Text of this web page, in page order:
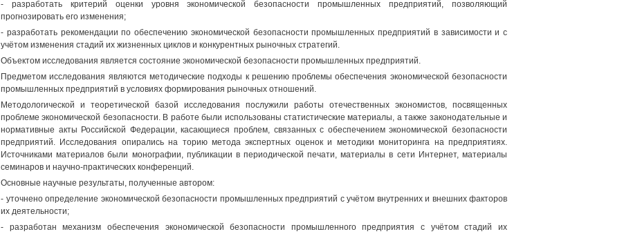
- разработать критерий оценки уровня экономической безопасности промышленных предприятий, позволяющий
прогнозировать его изменения;
- разработать рекомендации по обеспечению экономической безопасности промышленных предприятий в зависимости и с
учётом изменения стадий их жизненных циклов и конкурентных рыночных стратегий.
Объектом исследования является состояние экономической безопасности промышленных предприятий.
Предметом исследования являются методические подходы к решению проблемы обеспечения экономической безопасности
промышленных предприятий в условиях формирования рыночных отношений.
Методологической и теоретической базой исследования послужили работы отечественных экономистов, посвященных
проблеме экономической безопасности. В работе были использованы статистические материалы, а также законодательные и
нормативные акты Российской Федерации, касающиеся проблем, связанных с обеспечением экономической безопасности
предприятий. Исследования опирались на торию метода экспертных оценок и методики мониторинга на предприятиях.
Источниками материалов были монографии, публикации в периодической печати, материалы в сети Интернет, материалы
семинаров и научно-практических конференций.
Основные научные результаты, полученные автором:
- уточнено определение экономической безопасности промышленных предприятий с учётом внутренних и внешних факторов
их деятельности;
- разработан механизм обеспечения экономической безопасности промышленного предприятия с учётом стадий их